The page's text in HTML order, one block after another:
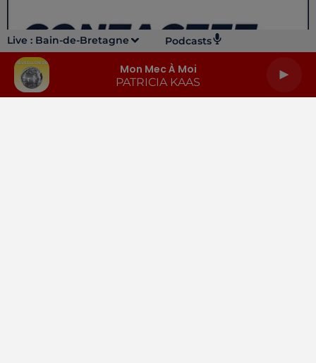
Live : Bain-de-Bretagne Podcasts
Mon Mec À Moi
PATRICIA KAAS